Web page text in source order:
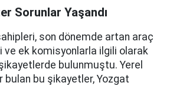
Sorunlar Yaşandı
son dönemde artan araç
ve ek komisyonlarla ilgili olarak
şikayetlerde bulunmuştu. Yerel
bulan bu şikayetler, Yozgat